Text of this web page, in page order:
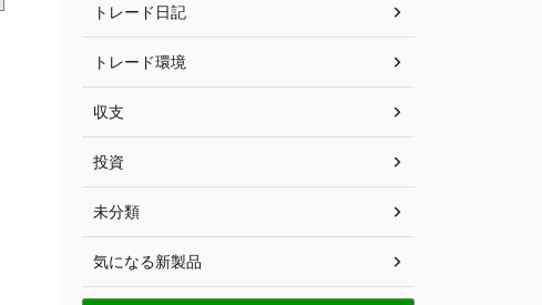
トレード日記
トレード環境
収支
投資
未分類
気になる新製品